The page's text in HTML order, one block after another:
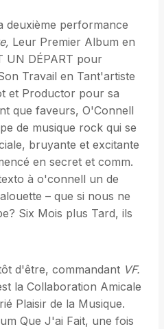
deuxième performance
Leur Premier Album en
UN DÉPART pour
Travail en Tant'artiste
et Productor pour sa
que faveurs, O'Connell
de musique rock qui se
bruyante et excitante
en secret et comm.
à o'connell un de
– que si nous ne
Six Mois plus Tard, ils
d'être, commandant VF.
la Collaboration Amicale
Plaisir de la Musique.
Que J'ai Fait, une fois